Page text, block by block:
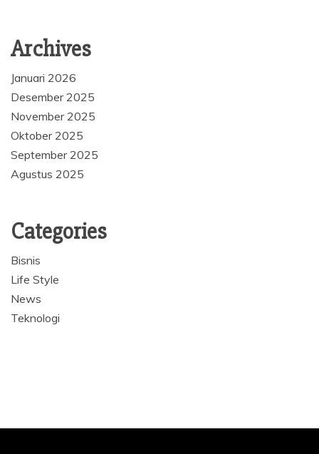
Archives
Januari 2026
Desember 2025
November 2025
Oktober 2025
September 2025
Agustus 2025
Categories
Bisnis
Life Style
News
Teknologi